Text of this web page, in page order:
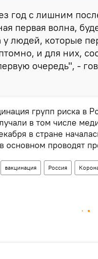
год с лишним
первая волна,
людей, которые
и для них,
очередь", -
групп риска в
в том числе
в стране
основном проводят
вакцинация Россия